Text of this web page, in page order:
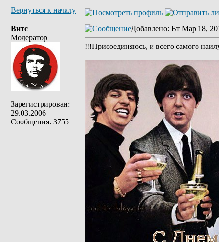
Вернуться к началу
Витс
Модератор
Зарегистрирован:
29.03.2006
Сообщения: 3755
Добавлено: Вт Мар 18,
!!!Присоединяюсь, и всего самого